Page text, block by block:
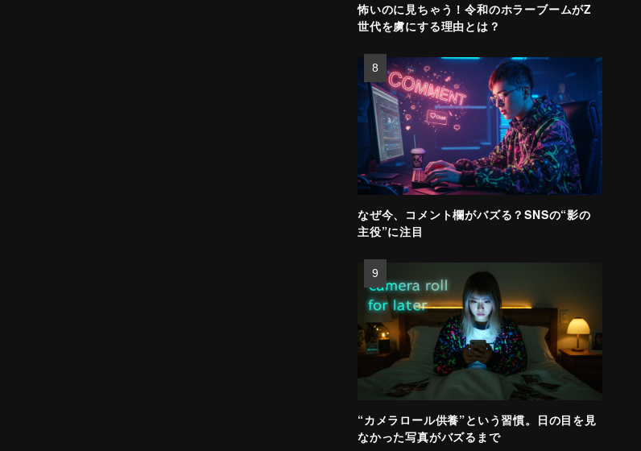
怖いのに見ちゃう！令和のホラーブームがZ
世代を虜にする理由とは？
なぜ今、コメント欄がバズる？SNSの“影の
主役”に注目
“カメラロール供養”という習慣。日の目を見
なかった写真がバズるまで